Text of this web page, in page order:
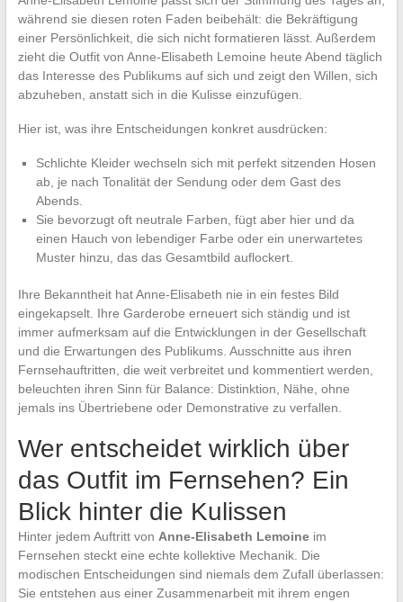
während sie diesen roten Faden beibehält: die Bekräftigung
einer Persönlichkeit, die sich nicht formatieren lässt. Außerdem
zieht die Outfit von Anne-Elisabeth Lemoine heute Abend täglich
das Interesse des Publikums auf sich und zeigt den Willen, sich
abzuheben, anstatt sich in die Kulisse einzufügen.
Hier ist, was ihre Entscheidungen konkret ausdrücken:
Schlichte Kleider wechseln sich mit perfekt sitzenden Hosen
ab, je nach Tonalität der Sendung oder dem Gast des
Abends.
Sie bevorzugt oft neutrale Farben, fügt aber hier und da
einen Hauch von lebendiger Farbe oder ein unerwartetes
Muster hinzu, das das Gesamtbild auflockert.
Ihre Bekanntheit hat Anne-Elisabeth nie in ein festes Bild
eingekapselt. Ihre Garderobe erneuert sich ständig und ist
immer aufmerksam auf die Entwicklungen in der Gesellschaft
und die Erwartungen des Publikums. Ausschnitte aus ihren
Fernsehauftritten, die weit verbreitet und kommentiert werden,
beleuchten ihren Sinn für Balance: Distinktion, Nähe, ohne
jemals ins Übertriebene oder Demonstrative zu verfallen.
Wer entscheidet wirklich über
das Outfit im Fernsehen? Ein
Blick hinter die Kulissen
Hinter jedem Auftritt von Anne-Elisabeth Lemoineim
Fernsehen steckt eine echte kollektive Mechanik. Die
modischen Entscheidungen sind niemals dem Zufall überlassen:
Sie entstehen aus einer Zusammenarbeit mit ihrem engen